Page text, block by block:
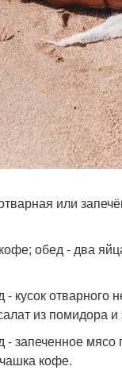
или
обед - два
кусок
из помидора
запеченное
кофе.